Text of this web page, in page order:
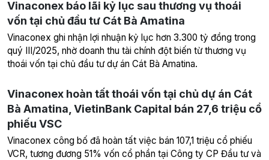
Vinaconex báo lãi kỷ lục sau thương vụ thoái
vốn tại chủ đầu tư Cát Bà Amatina
Vinaconex ghi nhận lợi nhuận kỷ lục hơn 3.300 tỷ đồng trong
quý III/2025, nhờ doanh thu tài chính đột biến từ thương vụ
thoái vốn tại chủ đầu tư dự án Cát Bà Amatina.
Vinaconex hoàn tất thoái vốn tại chủ dự án Cát
Bà Amatina, VietinBank Capital bán 27,6 triệu cổ
phiếu VSC
Vinaconex công bố đã hoàn tất việc bán 107,1 triệu cổ phiếu
VCR, tương đương 51% vốn cổ phần tại Công ty CP Đầu tư và